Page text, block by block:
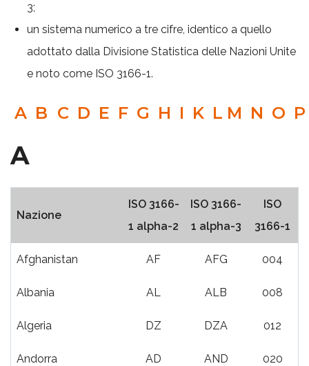
3;
un sistema numerico a tre cifre, identico a quello
adottato dalla Divisione Statistica delle Nazioni Unite
e noto come ISO 3166-1.
A B C D E F G H I K L M N O P
A
Nazione
ISO 3166-
1 alpha-2
ISO 3166-
1 alpha-3
ISO
3166-1
Afghanistan AF AFG 004
Albania AL ALB 008
Algeria DZ DZA 012
Andorra AD AND 020